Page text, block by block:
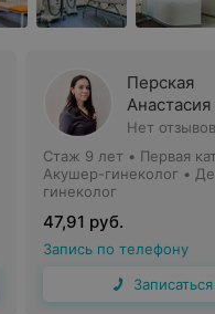
Перская
Нет отзывов
Стаж 9 лет • Первая
Акушер-гинеколог •
гинеколог
47,91 руб.
Запись по телефону
Записаться